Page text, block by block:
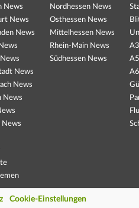
News
News
News
News
News
News
News
Nordhessen News
Osthessen News
Mittelhessen News
Rhein-Main News
Südhessen News
Cookie-Einstellungen